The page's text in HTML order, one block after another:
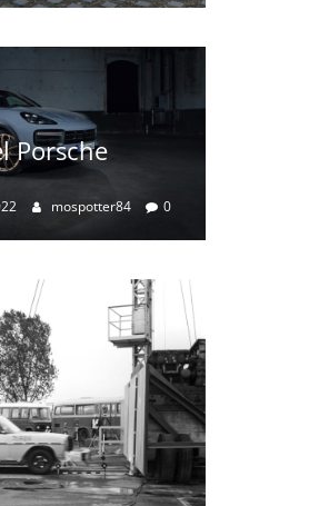
Clásicos
50 años del BMW 1602:
primer eléctrico del
fabricante bávaro
Seguridad
Llamada a revisión en
modelos Toyota y